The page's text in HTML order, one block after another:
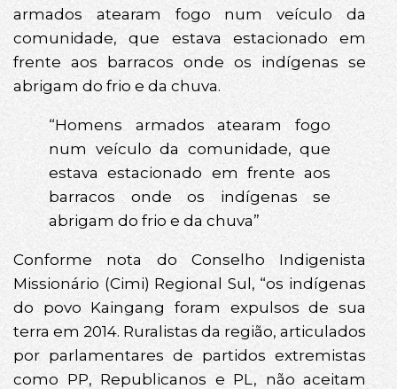
armados atearam fogo num veículo da
comunidade, que estava estacionado em
frente aos barracos onde os indígenas se
abrigam do frio e da chuva.
“Homens armados atearam fogo
num veículo da comunidade, que
estava estacionado em frente aos
barracos onde os indígenas se
abrigam do frio e da chuva”
Conforme nota do Conselho Indigenista
Missionário (Cimi) Regional Sul, “os indígenas
do povo Kaingang foram expulsos de sua
terra em 2014. Ruralistas da região, articulados
por parlamentares de partidos extremistas
como PP, Republicanos e PL, não aceitam